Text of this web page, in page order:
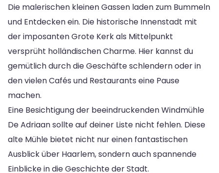
Die malerischen kleinen Gassen laden zum Bummeln
und Entdecken ein. Die historische Innenstadt mit
der imposanten Grote Kerk als Mittelpunkt
versprüht holländischen Charme. Hier kannst du
gemütlich durch die Geschäfte schlendern oder in
den vielen Cafés und Restaurants eine Pause
machen.
Eine Besichtigung der beeindruckenden Windmühle
De Adriaan sollte auf deiner Liste nicht fehlen. Diese
alte Mühle bietet nicht nur einen fantastischen
Ausblick über Haarlem, sondern auch spannende
Einblicke in die Geschichte der Stadt.